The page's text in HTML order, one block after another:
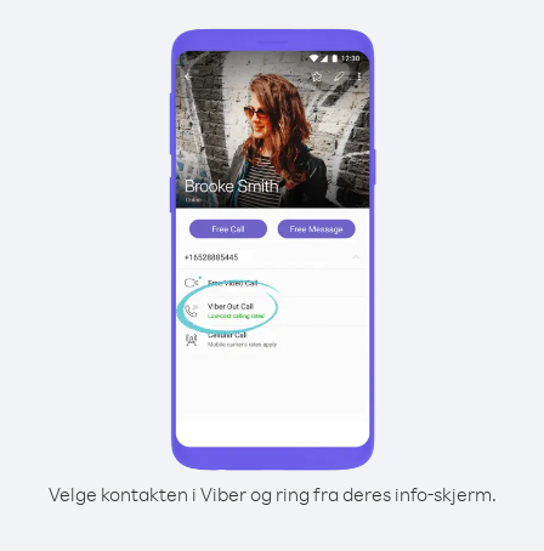
Velge kontakten i Viber og ring fra deres info-skjerm.